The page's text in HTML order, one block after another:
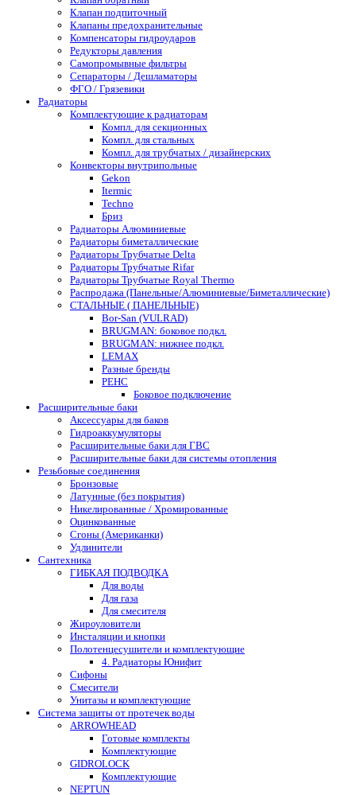
Клапан подпиточный
Клапаны предохранительные
Компенсаторы гидроударов
Редукторы давления
Самопромывные фильтры
Сепараторы / Дешламаторы
ФГО / Грязевики
Радиаторы
Комплектующие к радиаторам
Компл. для секционных
Компл. для стальных
Компл. для трубчатых / дизайнерских
Конвекторы внутрипольные
Gekon
Itermic
Techno
Бриз
Радиаторы Алюминиевые
Радиаторы биметаллические
Радиаторы Трубчатые Delta
Радиаторы Трубчатые Rifar
Радиаторы Трубчатые Royal Thermo
Распродажа (Панельные/Алюминиевые/Биметаллические)
СТАЛЬНЫЕ ( ПАНЕЛЬНЫЕ)
Bor-San (VULRAD)
BRUGMAN: боковое подкл.
BRUGMAN: нижнее подкл.
LEMAX
Разные бренды
РЕНС
Боковое подключение
Расширительные баки
Аксессуары для баков
Гидроаккумуляторы
Расширительные баки для ГВС
Расширительные баки для системы отопления
Резьбовые соединения
Бронзовые
Латунные (без покрытия)
Никелированные / Хромированные
Оцинкованные
Сгоны (Американки)
Удлинители
Сантехника
ГИБКАЯ ПОДВОДКА
Для воды
Для газа
Для смесителя
Жироуловители
Инсталяции и кнопки
Полотенцесушители и комплектующие
4. Радиаторы Юнифит
Сифоны
Смесители
Унитазы и комплектующие
Система защиты от протечек воды
ARROWHEAD
Готовые комплекты
Комплектующие
GIDROLOCK
Комплектующие
NEPTUN